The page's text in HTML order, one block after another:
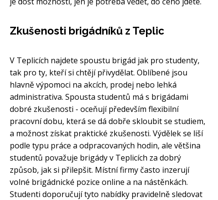
Zkušenosti brigádníků z Teplic
V Teplicích najdete spoustu brigád jak pro studenty,
tak pro ty, kteří si chtějí přivydělat. Oblíbené jsou
hlavně výpomoci na akcích, prodej nebo lehká
administrativa. Spousta studentů má s brigádami
dobré zkušenosti - oceňují především flexibilní
pracovní dobu, která se dá dobře skloubit se studiem,
a možnost získat praktické zkušenosti. Výdělek se liší
podle typu práce a odpracovaných hodin, ale většina
studentů považuje brigády v Teplicích za dobrý
způsob, jak si přilepšit. Místní firmy často inzerují
volné brigádnické pozice online a na nástěnkách.
Studenti doporučují tyto nabídky pravidelně sledovat